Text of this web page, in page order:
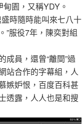
園，又稱YDY。
時隨時能叫來七八十
”服役7年，陳奕對組
員，還曾“離間”過
站合作的字幕組，人
嫉妒恨，百度百科甚
透露，人人也是和搜